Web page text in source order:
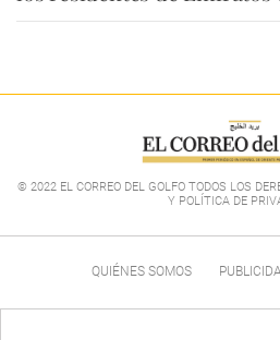
© 2022 EL CORREO DEL GOLFO TODOS LOS
Y POLÍTICA DE
QUIÉNES SOMOS